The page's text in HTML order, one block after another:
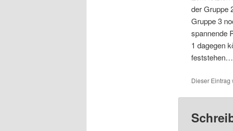
der Gruppe
Gruppe 3
spannende
1 dagegen
feststehen…
Dieser Eintrag